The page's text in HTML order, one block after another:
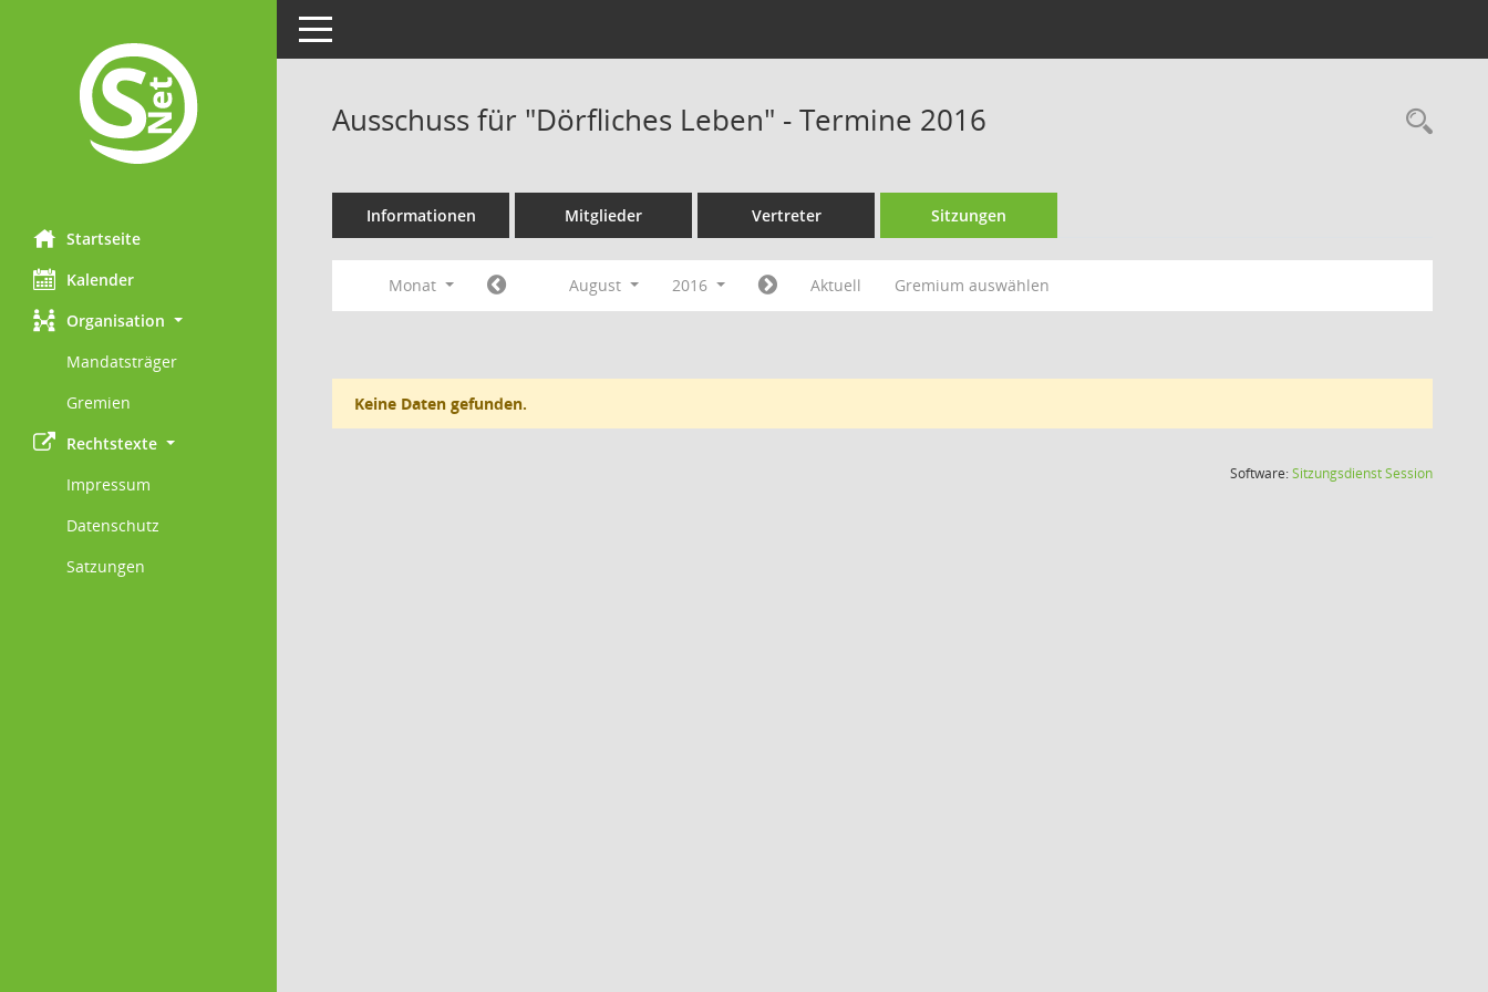
Startseite
Kalender
Organisation
Mandatsträger
Gremien
Rechtstexte
Impressum
Datenschutz
Satzungen
Toggle navigation
Ausschuss für "Dörfliches Leben" - Termine 2016
Informationen Mitglieder Vertreter Sitzungen
Monat August 2016 Aktuell Gremium auswählen
Keine Daten gefunden.
Software:SitzungsdienstSession(Wird in